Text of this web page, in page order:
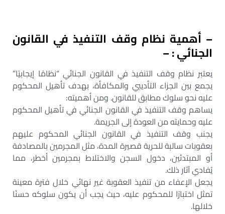
– أهمية نظام وقف التنفيذ في القانون
الجنائي : –
يعتبر نظام وقف التنفيذ في القانون الجنائي “نظامًا إيجابيًا”
يجمع بين الجزاء التأديبي والمكافأة، بهدف تأهيل المحكوم
عليه نحو سلوك مطابق للقانون. ومن أهميته:
يساهم وقف التنفيذ في القانون الجنائي في تأهيل المحكوم
عليه وحمايته من العودة إلى الجريمة.
يجنب وقف التنفيذ في القانون الجنائي المحكوم عليهم
بعقوبات سالبة للحرية قصيرة المدة، مثل المجرمين بالمصادفة
أو المبتدئين، دخول السجن والاختلاط بمجرمين أخطر، مما
يُفادي آثار ذلك.
يجعل الإعفاء من تنفيذ العقوبة غير نهائي خلال فترة معينة
تمثل اختبارًا للمحكوم عليه، حيث يجب أن يكون سلوكه حسنًا
خلالها.